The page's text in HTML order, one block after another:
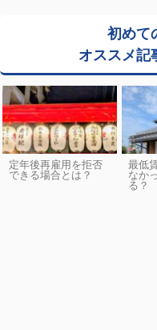
初めて
オススメ記
定年後再雇用を拒否
できる場合とは？
最低
なか
る？